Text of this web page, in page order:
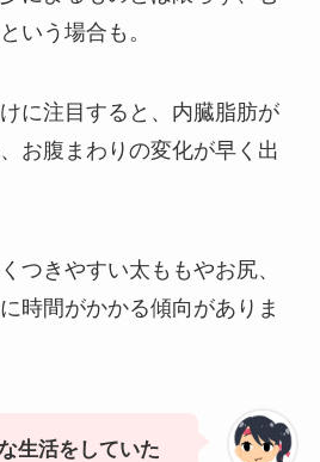
いう場合も。
に注目すると、内臓脂肪が
お腹まわりの変化が早く出
つきやすい太ももやお尻、
時間がかかる傾向がありま
生活をしていた